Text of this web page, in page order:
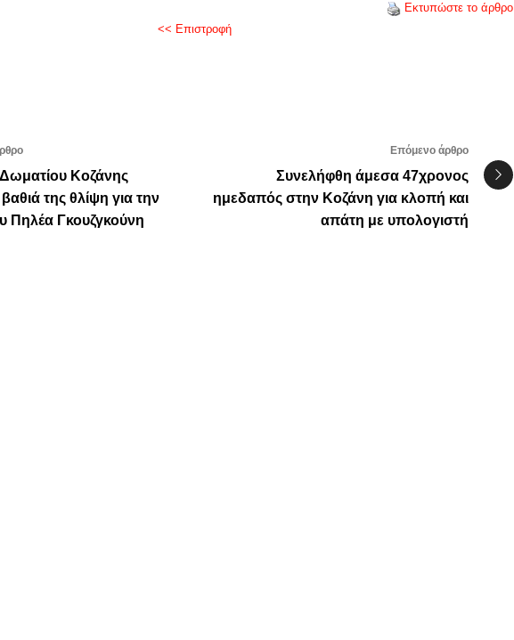
Εκτυπώστε το άρθρο
<< Επιστροφή
Κοζάνης
της θλίψη για την
Πηλέα Γκουζγκούνη
Επόμενο άρθρο
Συνελήφθη άμεσα 47χρονος
ημεδαπός στην Κοζάνη για κλοπή και
απάτη με υπολογιστή